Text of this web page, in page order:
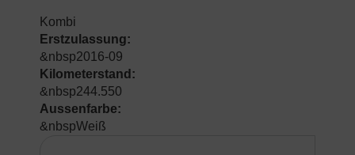
Kombi
Erstzulassung:
&nbsp2016-09
Kilometerstand:
&nbsp244.550
Aussenfarbe:
&nbspWeiß